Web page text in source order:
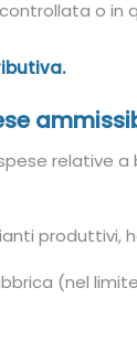
o in
relative
produttivi,
(nel